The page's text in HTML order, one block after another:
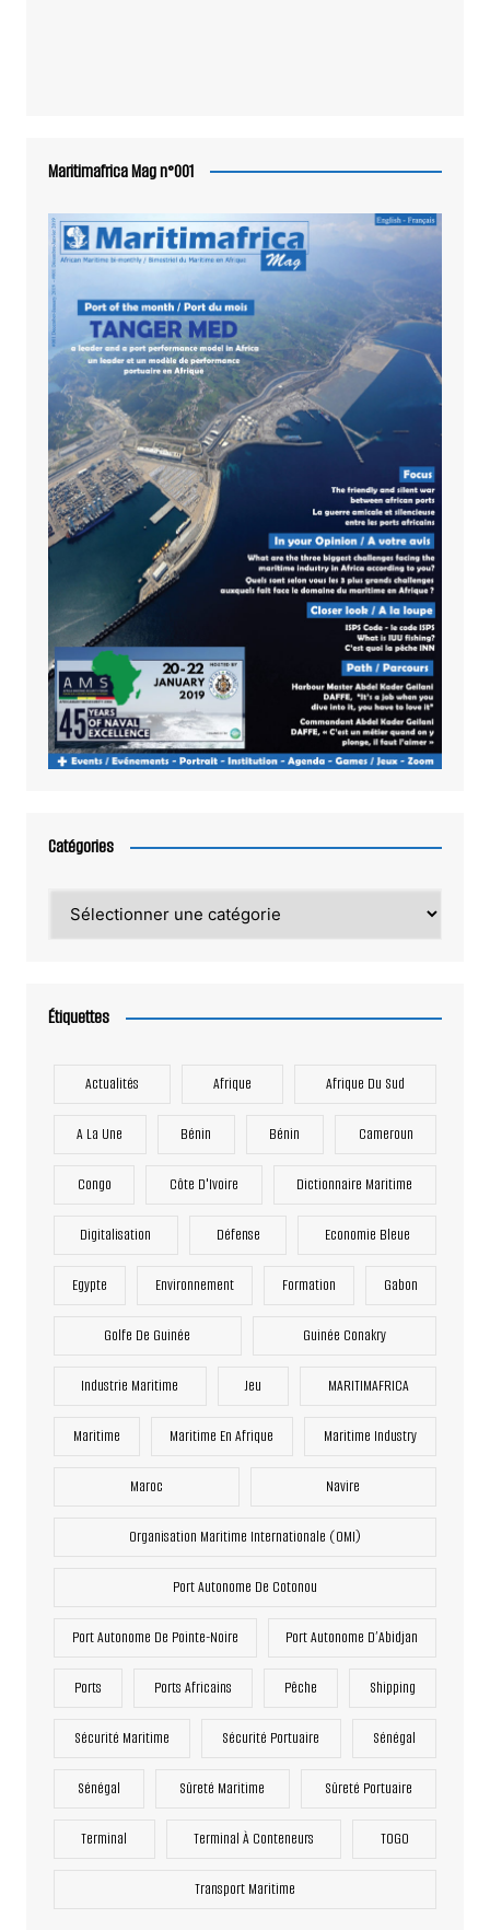
Maritimafrica Mag n°001
Catégories
Étiquettes
Actualités Afrique Afrique Du Sud
A La Une Bénin Bénin Cameroun
Congo Côte D'Ivoire Dictionnaire Maritime
Digitalisation Défense Economie Bleue
Egypte Environnement Formation Gabon
Golfe De Guinée Guinée Conakry
Industrie Maritime Jeu MARITIMAFRICA
Maritime Maritime En Afrique Maritime Industry
Maroc Navire
Organisation Maritime Internationale (OMI)
Port Autonome De Cotonou
Port Autonome De Pointe-Noire Port Autonome D’Abidjan
Ports Ports Africains Pêche Shipping
Sécurité Maritime Sécurité Portuaire Sénégal
Sénégal Sûreté Maritime Sûreté Portuaire
Terminal Terminal À Conteneurs TOGO
Transport Maritime